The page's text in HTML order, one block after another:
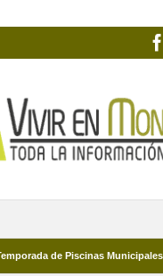
de Piscinas Municipales 2026